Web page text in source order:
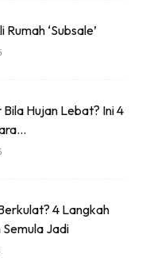
‘Subsale’
Hujan Lebat? Ini 4
4 Langkah
Semula Jadi